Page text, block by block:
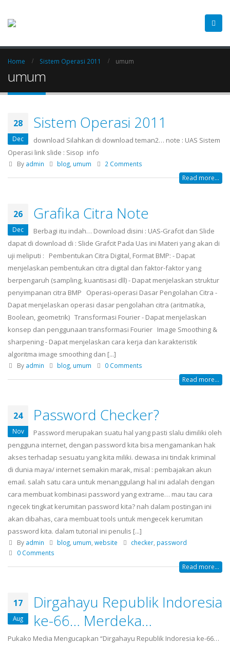
Home Sistem Operasi 2011 umum
umum
28
Dec
Sistem Operasi 2011
download Silahkan di download teman2… note : UAS Sistem
Operasi link slide : Sisop info
By admin blog umum 2 Comments
Read more...
26
Dec
Grafika Citra Note
Berbagi itu indah… Download disini : UAS-Grafcit dan Slide
dapat di download di : Slide Grafcit Pada Uas ini Materi yang akan di
uji meliputi : Pembentukan Citra Digital, Format BMP: - Dapat
menjelaskan pembentukan citra digital dan faktor-faktor yang
berpengaruh (sampling, kuantisasi dll) - Dapat menjelaskan struktur
penyimpanan citra BMP Operasi-operasi Dasar Pengolahan Citra -
Dapat menjelaskan operasi dasar pengolahan citra (aritmatika,
Boolean, geometrik) Transformasi Fourier - Dapat menjelaskan
konsep dan penggunaan transformasi Fourier Image Smoothing &
sharpening - Dapat menjelaskan cara kerja dan karakteristik
algoritma image smoothing dan [...]
By admin blog umum 0 Comments
Read more...
24
Nov
Password Checker?
Password merupakan suatu hal yang pasti slalu dimiliki oleh
pengguna internet, dengan password kita bisa mengamankan hak
akses terhadap sesuatu yang kita miliki. dewasa ini tindak kriminal
di dunia maya/ internet semakin marak, misal : pembajakan akun
email. salah satu cara untuk menanggulangi hal ini adalah dengan
cara membuat kombinasi password yang extrame… mau tau cara
ngecek tingkat kerumitan password kita? nah dalam postingan ini
akan dibahas, cara membuat tools untuk mengecek kerumitan
password kita. dalam tutorial ini penulis [...]
By admin blog umum ,website checker password
0 Comments
Read more...
17
Aug
Dirgahayu Republik Indoresia
ke-66… Merdeka…
Pukako Media Mengucapkan “Dirgahayu Republik Indoresia ke-66…